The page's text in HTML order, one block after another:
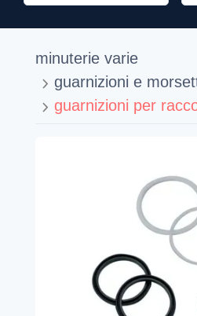
minuterie varie
guarnizioni e
guarnizioni per